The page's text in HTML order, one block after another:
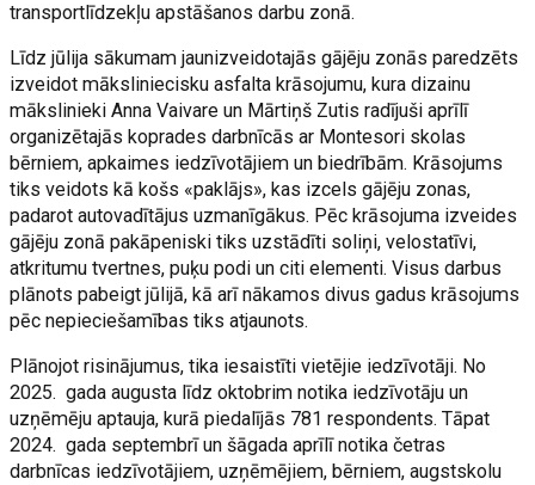
transportlīdzekļu apstāšanos darbu zonā.
Līdz jūlija sākumam jaunizveidotajās gājēju zonās paredzēts
izveidot māksliniecisku asfalta krāsojumu, kura dizainu
mākslinieki Anna Vaivare un Mārtiņš Zutis radījuši aprīlī
organizētajās koprades darbnīcās ar Montesori skolas
bērniem, apkaimes iedzīvotājiem un biedrībām. Krāsojums
tiks veidots kā košs «paklājs», kas izcels gājēju zonas,
padarot autovadītājus uzmanīgākus. Pēc krāsojuma izveides
gājēju zonā pakāpeniski tiks uzstādīti soliņi, velostatīvi,
atkritumu tvertnes, puķu podi un citi elementi. Visus darbus
plānots pabeigt jūlijā, kā arī nākamos divus gadus krāsojums
pēc nepieciešamības tiks atjaunots.
Plānojot risinājumus, tika iesaistīti vietējie iedzīvotāji. No
2025. gada augusta līdz oktobrim notika iedzīvotāju un
uzņēmēju aptauja, kurā piedalījās 781 respondents. Tāpat
2024. gada septembrī un šāgada aprīlī notika četras
darbnīcas iedzīvotājiem, uzņēmējiem, bērniem, augstskolu